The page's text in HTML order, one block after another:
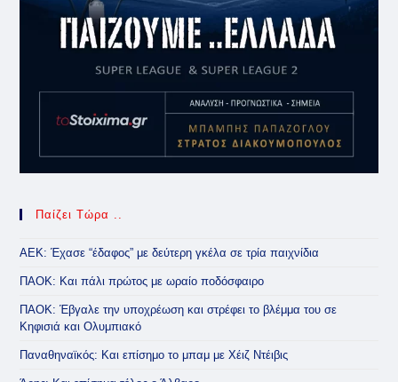
Παίζει Τώρα ..
ΑΕΚ: Έχασε “έδαφος” με δεύτερη γκέλα σε τρία παιχνίδια
ΠΑΟΚ: Και πάλι πρώτος με ωραίο ποδόσφαιρο
ΠΑΟΚ: Έβγαλε την υποχρέωση και στρέφει το βλέμμα του σε
Κηφισιά και Ολυμπιακό
Παναθηναϊκός: Και επίσημο το μπαμ με Χέιζ Ντέιβις